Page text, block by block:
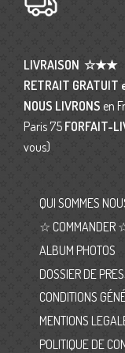
LIVRAISON ☆★★
RETRAIT GRATUIT
NOUS LIVRONS en
Paris 75 FORFAIT-
vous)
QUI SOMMES
☆
ALBUM PHOTOS
DOSSIER DE
CONDITIONS
MENTIONS
POLITIQUE DE